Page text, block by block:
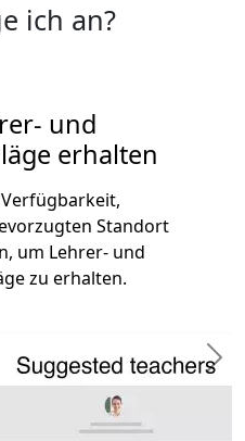
ich an?
und
erhalten
Standort
um Lehrer- und
zu erhalten.